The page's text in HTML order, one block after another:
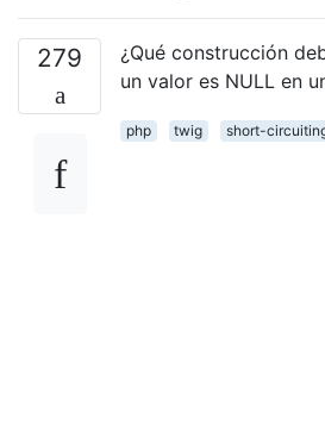
279
¿Qué construcción
un valor es NULL en
php twig
short-